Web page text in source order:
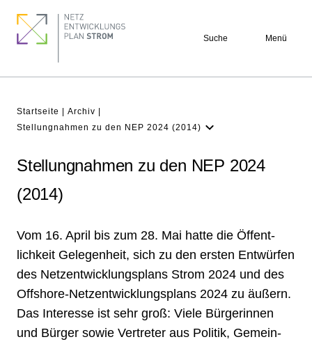
zum
Inhalt
Suche Menü
Pfadnavigation
Startseite
Archiv
Stellungnahmen zu den NEP 2024 (2014)
(2023)
Stellungnahmen zu den NEP 2030 (2017)
Stellungnahmen zu den NEP 2025 (2015)
Stellungnahmen zu den NEP 2023 (2013)
Stellungnahmen zum NEP 2022 (2012)
Stellungnahmen zu den NEP 2024
(2014)
Vom 16. April bis zum 28. Mai hatte die Öffent­
lichkeit Gelegen­heit, sich zu den ersten Ent­würfen
des Netz­ent­wick­lungs­plans Strom 2024 und des
Offshore-Netz­ent­wick­lungs­plans 2024 zu äußern.
Das Interesse ist sehr groß: Viele Bürger­innen
und Bürger sowie Ver­treter aus Politik, Gemein­
quick
links